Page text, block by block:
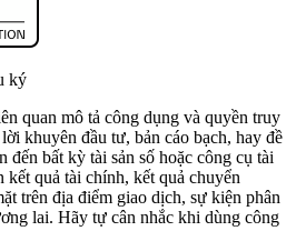
ký
quan mô tả công dụng và quyền truy
khuyên đầu tư, bản cáo bạch, hay đề
đến bất kỳ tài sản số hoặc công cụ tài
quả tài chính, kết quả chuyển
trên địa điểm giao dịch, sự kiện phân
lai. Hãy tự cân nhắc khi dùng công